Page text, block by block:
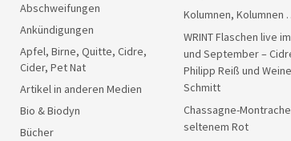
Abschweifungen
Ankündigungen
Apfel, Birne, Quitte, Cidre,
Cider, Pet Nat
Artikel in anderen Medien
Bio & Biodyn
Bücher
Kolumnen, Kolumnen
WRINT Flaschen live
und September –
Philipp Reiß und
Schmitt
Chassagne-
seltenem Rot